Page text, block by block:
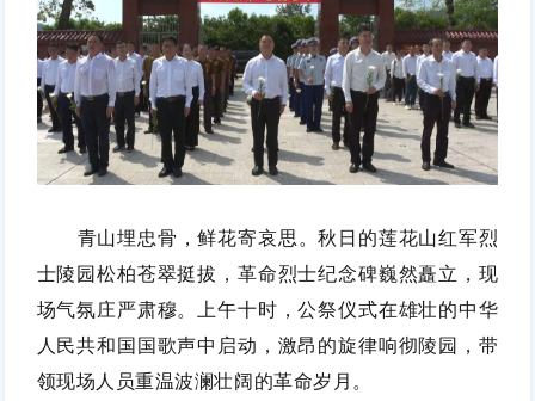
青山埋忠骨，鲜花寄哀思。秋日的莲花山红军烈
士陵园松柏苍翠挺拔，革命烈士纪念碑巍然矗立，现
场气氛庄严肃穆。上午十时，公祭仪式在雄壮的中华
人民共和国国歌声中启动，激昂的旋律响彻陵园，带
领现场人员重温波澜壮阔的革命岁月。